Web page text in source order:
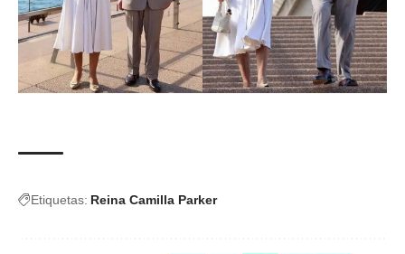
Etiquetas: Reina Camilla Parker